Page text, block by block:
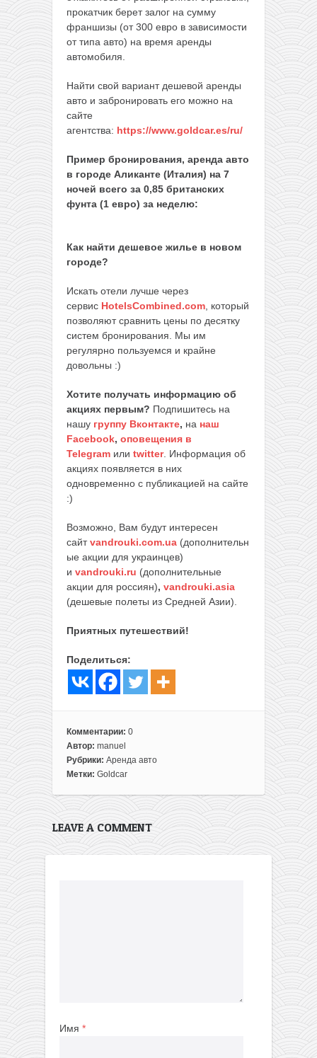
прокатчик берет залог на сумму
франшизы (от 300 евро в зависимости
от типа авто) на время аренды
автомобиля.
Найти свой вариант дешевой аренды
авто и забронировать его можно на
сайте
агентства: https://www.goldcar.es/ru/
Пример бронирования, аренда авто
в городе Аликанте (Италия) на 7
ночей всего за 0,85 британских
фунта (1 евро) за неделю:
Как найти дешевое жилье в новом
городе?
Искать отели лучше через
сервис HotelsCombined.com , который
позволяют сравнить цены по десятку
систем бронирования. Мы им
регулярно пользуемся и крайне
довольны :)
Хотите получать информацию об
акциях первым? Подпишитесь на
нашу группу Вконтакте, на наш
Facebook, оповещения в
Telegram или twitter. Информация об
акциях появляется в них
одновременно с публикацией на сайте
:)
Возможно, Вам будут интересен
сайтvandrouki.com.ua (дополнительн
ые акции для украинцев)
и vandrouki.ru (дополнительные
акции для россиян), vandrouki.asia
(дешевые полеты из Средней Азии).
Приятных путешествий!
Поделиться:
Комментарии: 0
Автор: manuel
Рубрики: Аренда авто
Метки: Goldcar
LEAVE A COMMENT
Имя *